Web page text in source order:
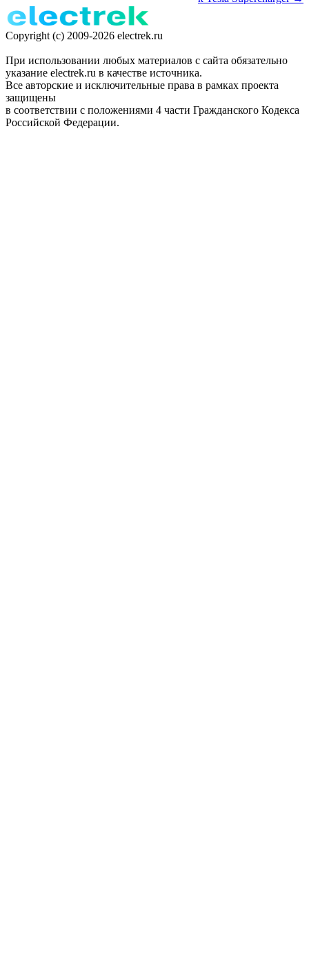
Copyright (c) 2009-2026 electrek.ru
При использовании любых материалов с сайта обязательно
указание electrek.ru в качестве источника.
Все авторские и исключительные права в рамках проекта
защищены
в соответствии с положениями 4 части Гражданского Кодекса
Российской Федерации.